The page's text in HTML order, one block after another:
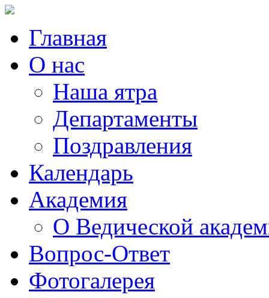
Главная
О нас
Наша ятра
Департаменты
Поздравления
Календарь
Академия
О Ведической
Вопрос-Ответ
Фотогалерея